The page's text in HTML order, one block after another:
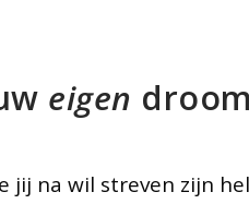
eigen
jij na wil streven zijn